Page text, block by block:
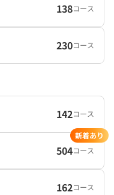
138コース
230コース
142コース
504コース
新着あり
162コース